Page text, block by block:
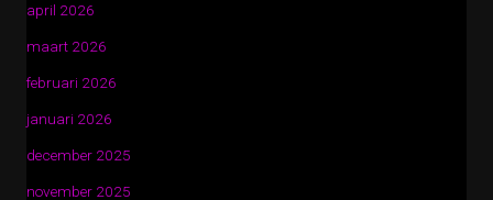
april 2026
maart 2026
februari 2026
januari 2026
december 2025
november 2025